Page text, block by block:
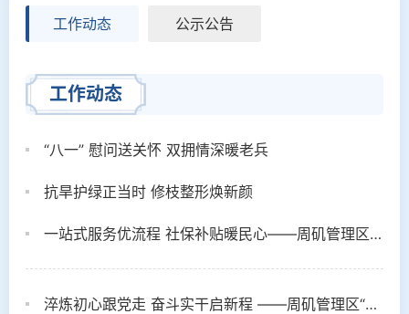
工作动态 公示公告
工作动态
“八一” 慰问送关怀 双拥情深暖老兵
抗旱护绿正当时 修枝整形焕新颜
一站式服务优流程 社保补贴暖民心——周矶管理区扎实推进灵活就业社保补贴工作
淬炼初心跟党走 奋斗实干启新程 ——周矶管理区“两优一先”表彰大会